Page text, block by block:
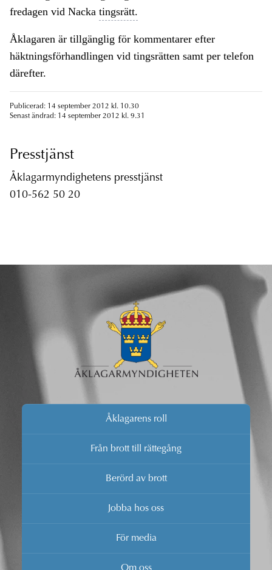
fredagen vid Nacka tingsrätt.
Åklagaren är tillgänglig för kommentarer efter
häktningsförhandlingen vid tingsrätten samt per telefon
därefter.
Publicerad: 14 september 2012 kl. 10.30
Senast ändrad: 14 september 2012 kl. 9.31
Presstjänst
Åklagarmyndighetens presstjänst
010-562 50 20
Åklagarens roll
Från brott till rättegång
Berörd av brott
Jobba hos oss
För media
Om oss